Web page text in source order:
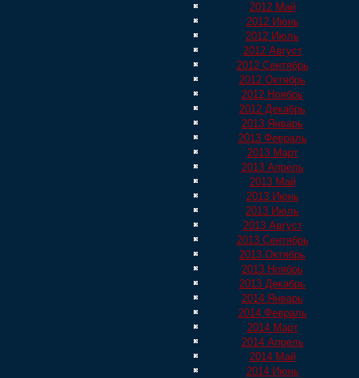
2012 Май
2012 Июнь
2012 Июль
2012 Август
2012 Сентябрь
2012 Октябрь
2012 Ноябрь
2012 Декабрь
2013 Январь
2013 Февраль
2013 Март
2013 Апрель
2013 Май
2013 Июнь
2013 Июль
2013 Август
2013 Сентябрь
2013 Октябрь
2013 Ноябрь
2013 Декабрь
2014 Январь
2014 Февраль
2014 Март
2014 Апрель
2014 Май
2014 Июнь